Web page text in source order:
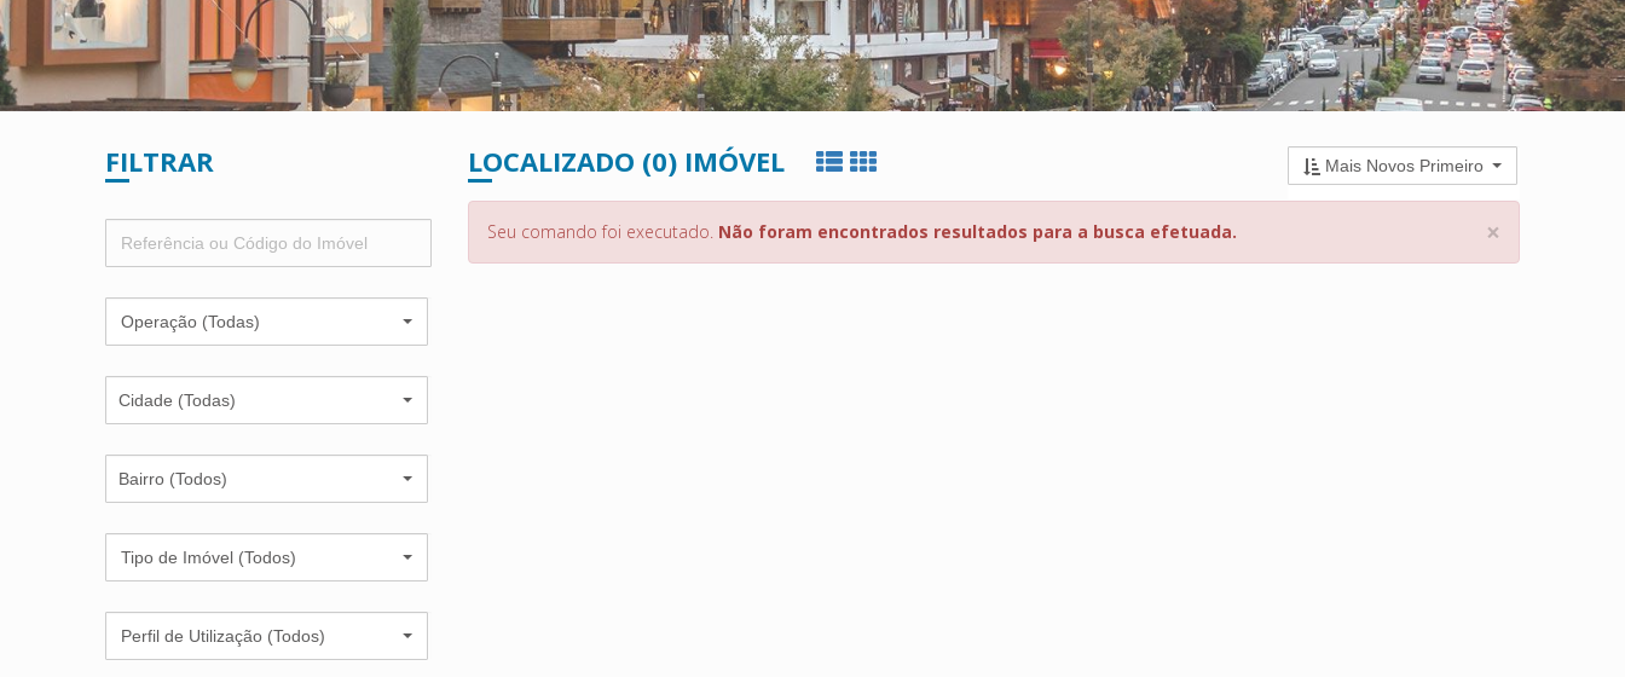
FILTRAR
Operação (Todas)
Cidade (Todas)
Bairro (Todos)
Tipo de Imóvel (Todos)
Perfil de Utilização (Todos)
LOCALIZADO (0) IMÓVEL Mais Novos Primeiro
×
Seu comando foi executado. Não foram encontrados resultados para a busca efetuada.